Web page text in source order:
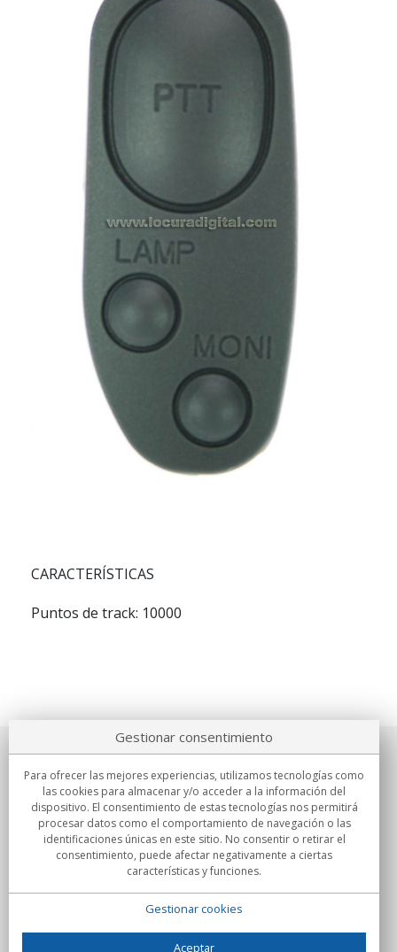
CARACTERÍSTICAS
Puntos de track: 10000
Sobre nosotros
Compromisos
Compras
Gestionar consentimiento
Para ofrecer las mejores experiencias, utilizamos tecnologías como
las cookies para almacenar y/o acceder a la información del
dispositivo. El consentimiento de estas tecnologías nos permitirá
procesar datos como el comportamiento de navegación o las
identificaciones únicas en este sitio. No consentir o retirar el
consentimiento, puede afectar negativamente a ciertas
características y funciones.
Gestionar cookies
Aceptar